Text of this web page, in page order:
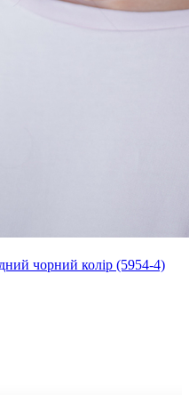
чорний колір (5954-4)